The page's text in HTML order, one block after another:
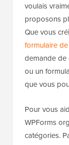
voulais
proposons
Que vous
formulaire
demande de
ou un
que vous
Pour vous
WPForms
catégories.